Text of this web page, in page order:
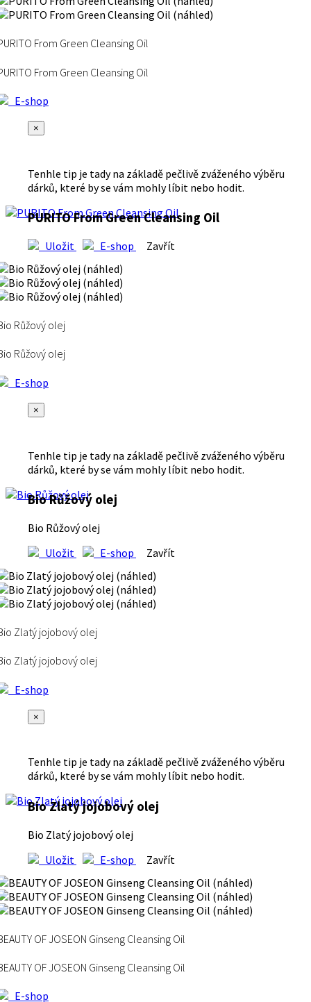
From Green Cleansing Oil
From Green Cleansing Oil
E-shop
×
Tenhle tip je tady na základě pečlivě zváženého výběru
dárků, které by se vám mohly líbit nebo hodit.
PURITO From Green Cleansing Oil
Uložit E-shop Zavřít
Růžový olej
Růžový olej
E-shop
×
Tenhle tip je tady na základě pečlivě zváženého výběru
dárků, které by se vám mohly líbit nebo hodit.
Bio Růžový olej
Bio Růžový olej
Uložit
E-shop Zavřít
Zlatý jojobový olej
Zlatý jojobový olej
E-shop
×
Tenhle tip je tady na základě pečlivě zváženého výběru
dárků, které by se vám mohly líbit nebo hodit.
Bio Zlatý jojobový olej
Bio Zlatý jojobový olej
Uložit
E-shop Zavřít
OF JOSEON Ginseng Cleansing Oil
OF JOSEON Ginseng Cleansing Oil
E-shop